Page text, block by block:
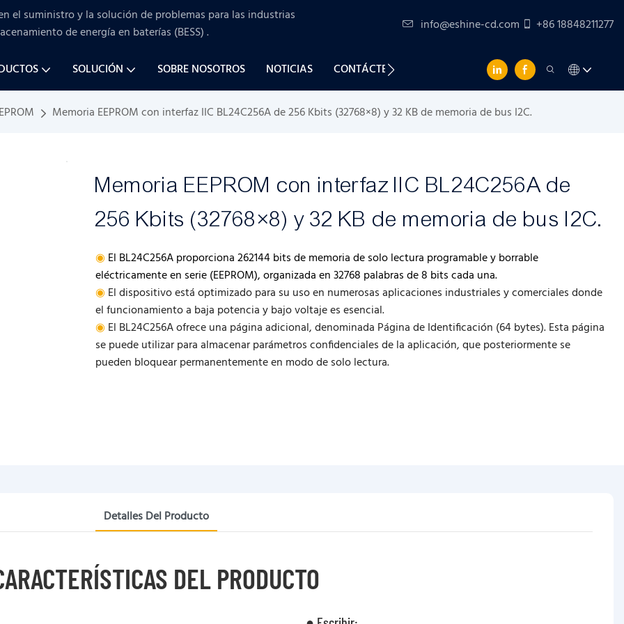
el suministro y la solución de problemas para las industrias
de energía en baterías (BESS). info@eshine-cd.com +86 18848211277
SOLUCIÓN SOBRE NOSOTROS NOTICIAS CONTÁCTENOS
Memoria EEPROM con interfaz IIC BL24C256A de 256 Kbits (32768×8) y 32 KB de memoria de bus I2C.
Memoria EEPROM con interfaz IIC BL24C256A de
256 Kbits (32768×8) y 32 KB de memoria de bus I2C.
◉ El BL24C256A proporciona 262144 bits de memoria de solo lectura programable y borrable
eléctricamente en serie (EEPROM), organizada en 32768 palabras de 8 bits cada una.
◉ El dispositivo está optimizado para su uso en numerosas aplicaciones industriales y comerciales donde
el funcionamiento a baja potencia y bajo voltaje es esencial.
◉ El BL24C256A ofrece una página adicional, denominada Página de Identificación (64 bytes). Esta página
se puede utilizar para almacenar parámetros confidenciales de la aplicación, que posteriormente se
pueden bloquear permanentemente en modo de solo lectura.
Detalles Del Producto
DEL PRODUCTO